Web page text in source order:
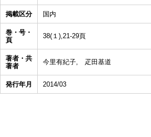
掲載区分 国内
巻・号・
頁
38(１),21-29頁
著者・共
著者
今里有紀子, 疋田基道
発行年月 2014/03